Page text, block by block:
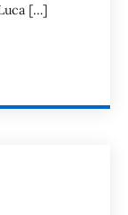
[…]